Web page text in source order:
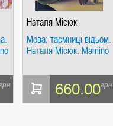
Наталя Місюк
Мова: таємниці відьом.
Наталя Місюк. Mamino
660.00грн